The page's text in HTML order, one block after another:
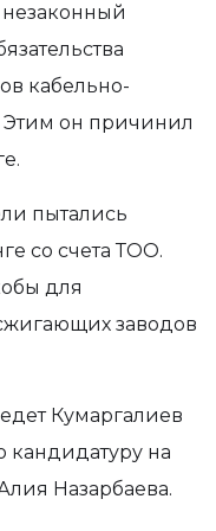
кабельно-
он причинил
пытались
со счета ТОО.
для
заводов
Кумаргалиев
кандидатуру на
Назарбаева.